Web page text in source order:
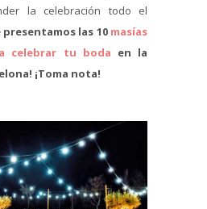
la celebración todo el
presentamos las 10 masías
celebrar tu boda en la
¡Toma nota!